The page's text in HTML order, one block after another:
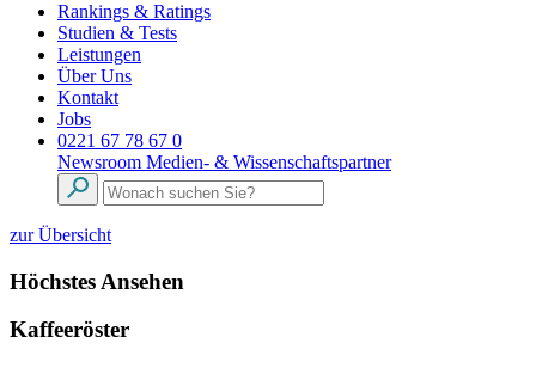
Rankings & Ratings
Studien & Tests
Leistungen
Über Uns
Kontakt
Jobs
0221 67 78 67 0
Newsroom Medien- & Wissenschaftspartner
zur Übersicht
Höchstes Ansehen
Kaffeeröster